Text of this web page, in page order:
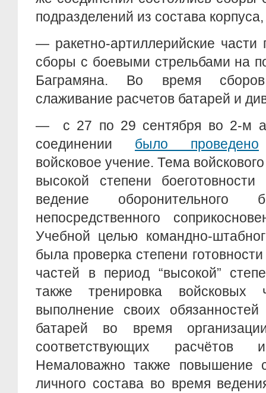
подразделений из состава корпуса,
— ракетно-артиллерийские
сборы с боевыми стрельбами на
Баграмяна. Во время
слаживание расчетов батарей и
— с 27 по 29 сентября во 2-м
соединении было проведено
войсковое учение. Тема
высокой степени
ведение
непосредственного
Учебной целью командно-
была проверка степени
частей в период “высокой”
также тренировка войсковых
выполнение своих
батарей во время
соответствующих
Немаловажно также повышение
личного состава во время